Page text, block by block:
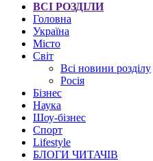
ВСІ РОЗДІЛИ
Головна
Україна
Місто
Світ
Всі новини розділу
Росія
Бізнес
Наука
Шоу-бізнес
Спорт
Lifestyle
БЛОГИ ЧИТАЧІВ